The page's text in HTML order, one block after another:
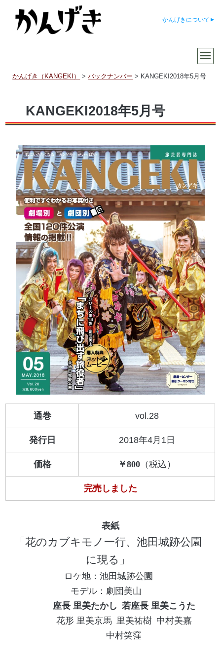
かんげきについて
かんげき（KANGEKI） >バックナンバー > KANGEKI2018年5月号
KANGEKI2018年5月号
通巻 vol.28
発行日 2018年4月1日
価格 800
完売しました
花のカブキモノ一行、池田城跡公園
に現る
池田城跡公園
劇団美山
座長 里美たかし 若座長 里美こうた
花形 里美京馬 里美祐樹 中村美嘉
中村笑窪